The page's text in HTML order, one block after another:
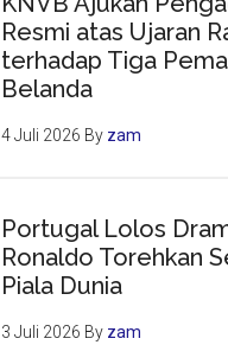
Resmi atas Ujaran
terhadap Tiga
Belanda
4 Juli 2026 By zam
Portugal Lolos
Ronaldo Torehkan
Piala Dunia
3 Juli 2026 By zam